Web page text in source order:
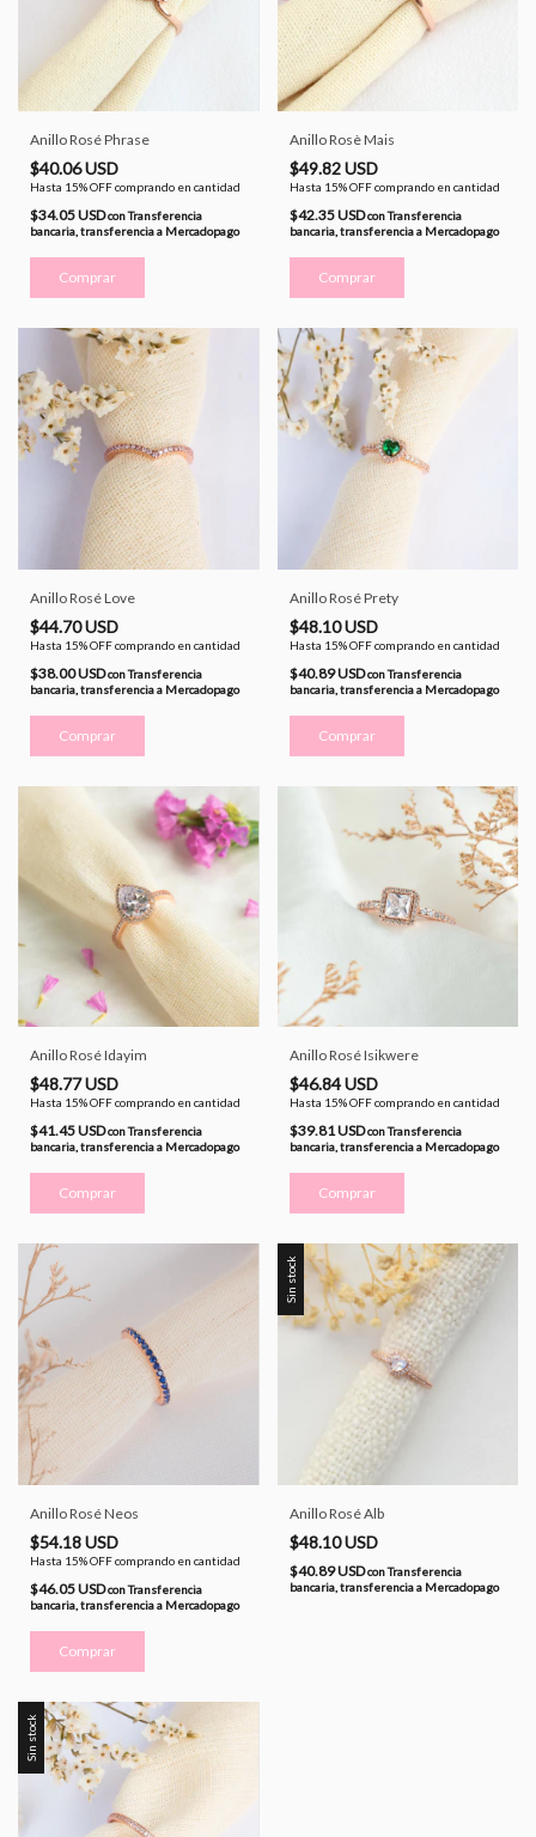
Anillo Rosé Phrase
$40.06 USD
Hasta 15% OFFcomprando en cantidad
$34.05 USDconTransferencia
bancaria, transferencia a Mercadopago
Comprar
Anillo Rosè Mais
$49.82 USD
Hasta 15% OFF comprando en cantidad
$42.35 USDconTransferencia
bancaria, transferencia a Mercadopago
Comprar
Anillo Rosé Love
$44.70 USD
Hasta 15% OFFcomprando en cantidad
$38.00 USDconTransferencia
bancaria, transferencia a Mercadopago
Comprar
Anillo Rosé Prety
$48.10 USD
Hasta 15% OFF comprando en cantidad
$40.89 USDconTransferencia
bancaria, transferencia a Mercadopago
Comprar
Anillo Rosé Idayim
$48.77 USD
Hasta 15% OFFcomprando en cantidad
$41.45 USDconTransferencia
bancaria, transferencia a Mercadopago
Comprar
Anillo Rosé Isikwere
$46.84 USD
Hasta 15% OFF comprando en cantidad
$39.81 USDconTransferencia
bancaria, transferencia a Mercadopago
Comprar
Anillo Rosé Neos
$54.18 USD
Hasta 15% OFFcomprando en cantidad
$46.05 USDconTransferencia
bancaria, transferencia a Mercadopago
Comprar
Sin stock
Anillo Rosé Alb
$48.10 USD
$40.89 USDconTransferencia
bancaria, transferencia a Mercadopago
Sin stock